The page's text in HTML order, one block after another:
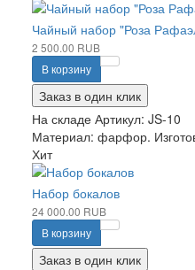
Чайный набор "Роза
2 500.00 RUB
В корзину
Заказ в один клик
На складе Артикул: JS-10
Материал: фарфор.
Хит
Набор бокалов
24 000.00 RUB
В корзину
Заказ в один клик